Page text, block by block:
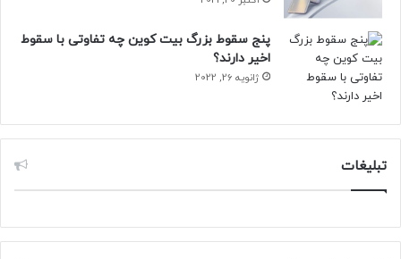
پنج سقوط بزرگ بیت کوین چه تفاوتی با سقوط
اخیر دارند؟
ژانویه 26, 2022
تبلیغات